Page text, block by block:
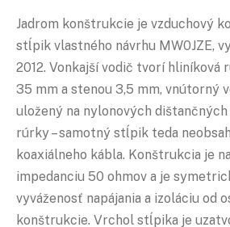
Jadrom konštrukcie je vzduchový
stĺpik vlastného návrhu MW0JZE,
2012. Vonkajší vodič tvorí hliníková
35 mm a stenou 3,5 mm, vnútorný
uložený na nylonových
rúrky – samotný stĺpik teda
koaxiálneho kábla. Konštrukcia je
impedanciu 50 ohmov a je
vyváženosť napájania a izoláciu od
konštrukcie. Vrchol stĺpika je